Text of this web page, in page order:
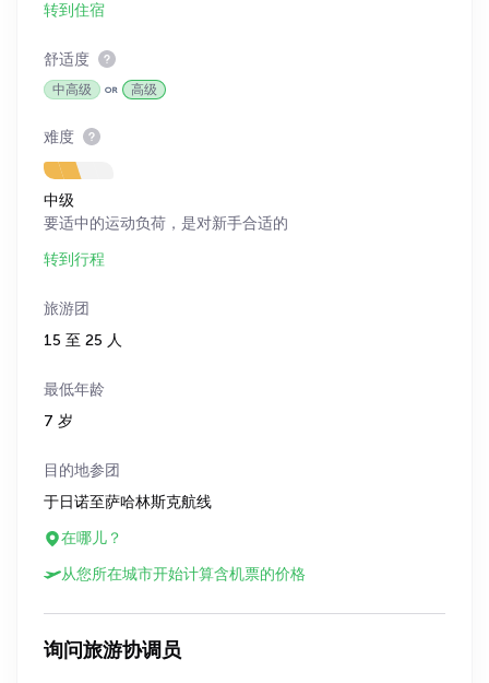
转到住宿
舒适度
中高级 高级
难度
中级
要适中的运动负荷，是对新手合适的
转到行程
旅游团
15 至 25 人
最低年龄
7 岁
目的地参团
于日诺至萨哈林斯克航线
在哪儿？
从您所在城市开始计算含机票的价格
询问旅游协调员